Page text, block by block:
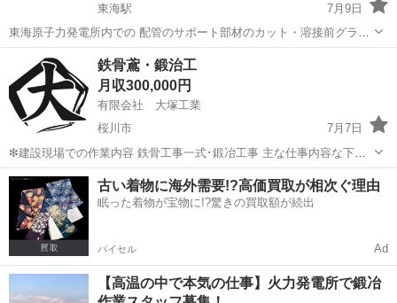
東海駅
7月9日
東海原子力発電所内での 配管のサポート部材のカット・溶接前グライ
ンダー研磨 部材の運搬・溶接補助 各種ボルト締め・ばらし作業 火気
監視員など やる気があれば誰でも簡単に出来る作業になります。 土曜
日・日曜...
那珂郡 東海駅 鳶職
鉄骨鳶・鍛治工
月収300,000円
有限会社 大塚工業
桜川市
7月7日
❇︎建設現場での作業内容 鉄骨工事一式･鍛冶工事 主な仕事内容な下記
の通り ※鉄骨建て方（ビル・工場を建てる・ラックを建てる仕事） ※
溶接・ガス切断（鉄骨の不具合箇所を直す ・鉄骨を建てた後、接合部
をボルトで締...
茨城 桜川市 鳶職 鍛治
古い着物に海外需要!?高価買取が相次ぐ理由
眠った着物が宝物に!?驚きの買取額が続出
バイセル Ad
【高温の中で本気の仕事】火力発電所で鍛冶